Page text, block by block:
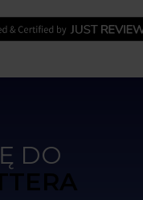
zwala z nóg.
DO